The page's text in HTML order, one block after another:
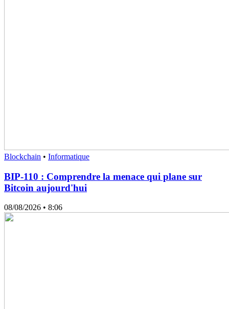
Blockchain • Informatique
BIP-110 : Comprendre la menace qui plane sur
Bitcoin aujourd'hui
08/08/2026 • 8:06